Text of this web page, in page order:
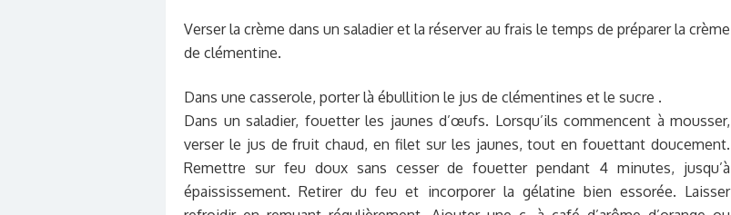
Verser la crème dans un saladier et la réserver au frais le temps de préparer la crème
de clémentine.
Dans une casserole, porter là ébullition le jus de clémentines et le sucre .
Dans un saladier, fouetter les jaunes d’œufs. Lorsqu’ils commencent à mousser,
verser le jus de fruit chaud, en filet sur les jaunes, tout en fouettant doucement.
Remettre sur feu doux sans cesser de fouetter pendant 4 minutes, jusqu’à
épaississement. Retirer du feu et incorporer la gélatine bien essorée. Laisser